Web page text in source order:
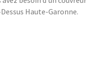
Haute-Garonne.